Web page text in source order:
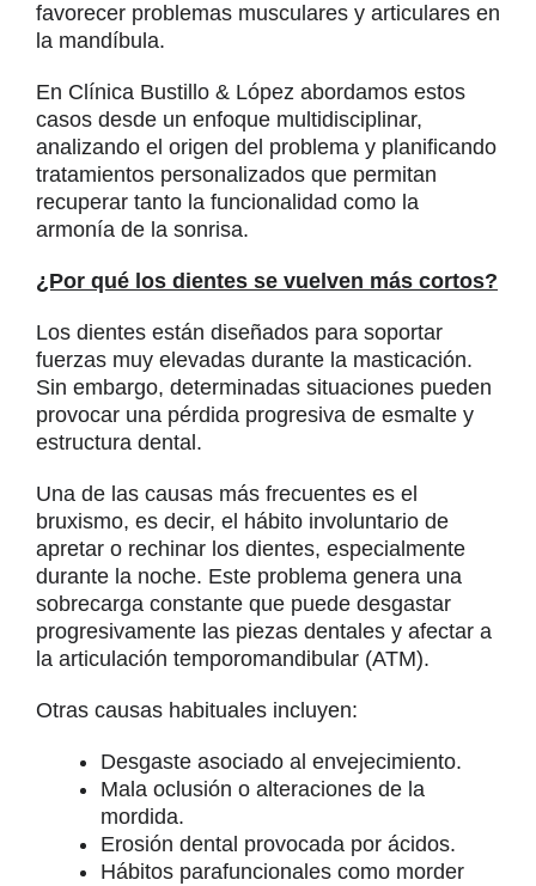
favorecer problemas musculares y articulares en
la mandíbula.
En Clínica Bustillo & López abordamos estos
casos desde un enfoque multidisciplinar,
analizando el origen del problema y planificando
tratamientos personalizados que permitan
recuperar tanto la funcionalidad como la
armonía de la sonrisa.
¿Por qué los dientes se vuelven más cortos?
Los dientes están diseñados para soportar
fuerzas muy elevadas durante la masticación.
Sin embargo, determinadas situaciones pueden
provocar una pérdida progresiva de esmalte y
estructura dental.
Una de las causas más frecuentes es el
bruxismo, es decir, el hábito involuntario de
apretar o rechinar los dientes, especialmente
durante la noche. Este problema genera una
sobrecarga constante que puede desgastar
progresivamente las piezas dentales y afectar a
la articulación temporomandibular (ATM).
Otras causas habituales incluyen:
Desgaste asociado al envejecimiento.
Mala oclusión o alteraciones de la
mordida.
Erosión dental provocada por ácidos.
Hábitos parafuncionales como morder